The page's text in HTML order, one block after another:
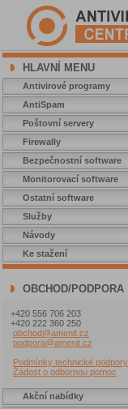
HLAVNÍ MENU
Antivirové programy
AntiSpam
Poštovní servery
Firewally
Bezpečnostní software
Monitorovací software
Ostatní software
Služby
Návody
Ke stažení
OBCHOD/PODPORA
+420 556 706 203
+420 222 360 250
obchod@amenit.cz
podpora@amenit.cz
Podmínky technické podpory
Žádost o odbornou pomoc
Akční nabídky